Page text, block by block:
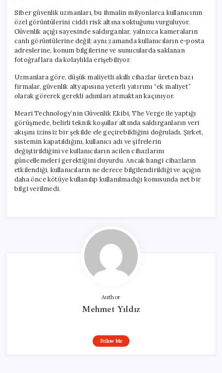
Siber güvenlik uzmanları, bu ihmalin milyonlarca kullanıcının
özel görüntülerini ciddi risk altına soktuğunu vurguluyor.
Güvenlik açığı sayesinde saldırganlar, yalnızca kameraların
canlı görüntülerine değil; aynı zamanda kullanıcıların e-posta
adreslerine, konum bilgilerine ve sunucularda saklanan
fotoğraflara da kolaylıkla erişebiliyor.
Uzmanlara göre, düşük maliyetli akıllı cihazlar üreten bazı
firmalar, güvenlik altyapısına yeterli yatırımı “ek maliyet”
olarak görerek gerekli adımları atmaktan kaçınıyor.
Meari Technology’nin Güvenlik Ekibi, The Verge ile yaptığı
görüşmede, belirli teknik koşullar altında saldırganların veri
akışını izinsiz bir şekilde ele geçirebildiğini doğruladı. Şirket,
sistemin kapatıldığını, kullanıcı adı ve şifrelerin
değiştirildiğini ve kullanıcıların acilen cihazlarını
güncellemeleri gerektiğini duyurdu. Ancak hangi cihazların
etkilendiği, kullanıcıların ne derece bilgilendirildiği ve açığın
daha önce kötüye kullanılıp kullanılmadığı konusunda net bir
bilgi verilmedi.
Author
Mehmet Yıldız
Follow Me